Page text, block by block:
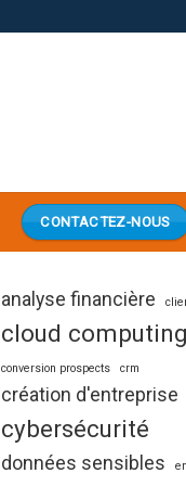
CONTACTEZ-NOUS
analyse financière
cloud computing
conversion prospects crm
création d'entreprise
cybersécurité
données sensibles